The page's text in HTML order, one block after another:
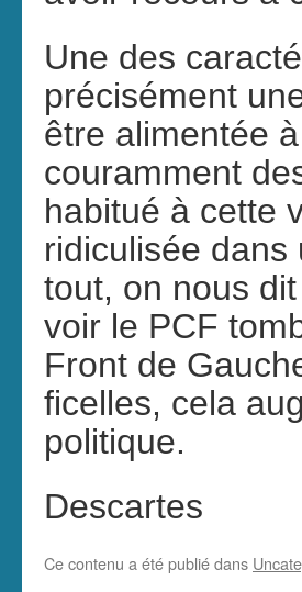
Une des
précisément
être alimentée
couramment
habitué à cette
ridiculisée dans
tout, on nous dit
voir le PCF
Front de
ficelles, cela
politique.
Descartes
Ce contenu a été publié dans